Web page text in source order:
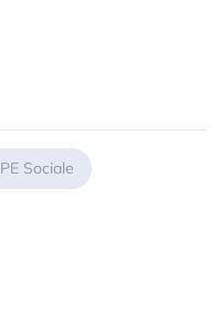
Sociale